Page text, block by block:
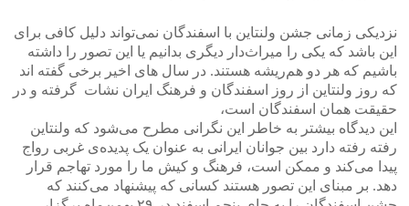
نزدیکی زمانی جشن ولنتاین با اسفندگان نمی‌تواند دلیل کافی برای
این باشد که یکی را میراث‌دار دیگری بدانیم یا این تصور را داشته
باشیم که هر دو هم‌ریشه هستند. در سال های اخیر برخی گفته اند
که روز ولنتاین از روز اسفندگان و فرهنگ ایران نشات گرفته و در
حقیقت همان اسفندگان است،
این دیدگاه بیشتر به خاطر این نگرانی مطرح می‌شود که ولنتاین
رفته ‌رفته دارد بین جوانان ایرانی به عنوان یک پدیده‌ی غربی رواج
پیدا می‌کند و ممکن است، فرهنگ و کیش ما را مورد تهاجم قرار
دهد. بر مبنای این تصور هستند کسانی که پیشنهاد می‌کنند که